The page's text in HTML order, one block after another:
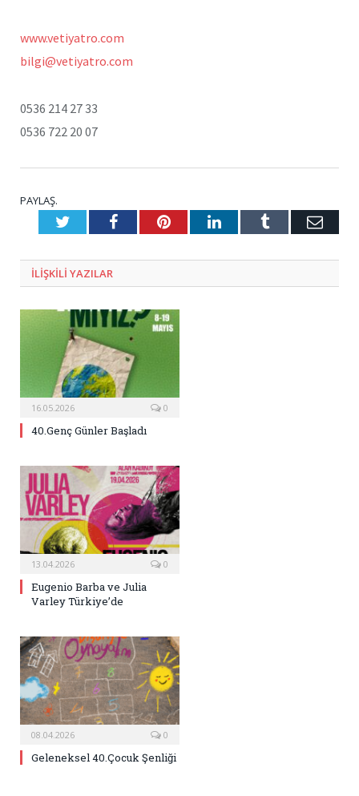
www.vetiyatro.com
bilgi@vetiyatro.com
0536 214 27 33
0536 722 20 07
PAYLAŞ.
TwitterFacebookPinterestLinkedInTumblr E-
ILIŞKILI YAZILAR
16.05.2026 0
40.Genç Günler Başladı
13.04.2026 0
Eugenio Barba ve Julia
Varley Türkiye’de
08.04.2026 0
Geleneksel 40.Çocuk Şenliği